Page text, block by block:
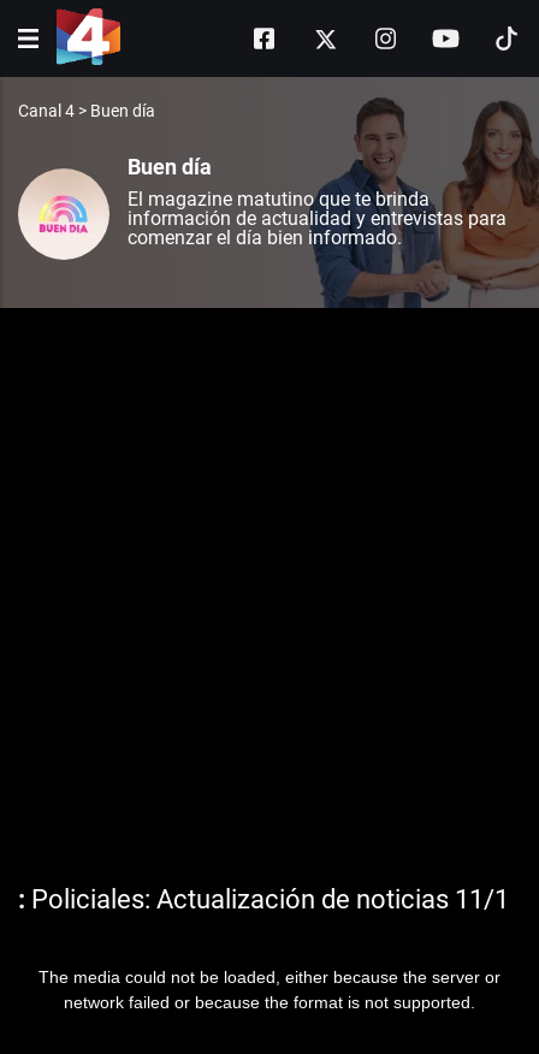
Canal 4 > Buen día
Buen día
El magazine matutino que te brinda
información de actualidad y entrevistas para
comenzar el día bien informado.
Policiales: Actualización de noticias 11/1
The media could not be loaded, either because the server or
network failed or because the format is not supported.